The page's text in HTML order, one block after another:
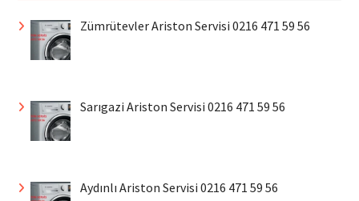
Zümrütevler Ariston Servisi 0216 471 59 56
Sarıgazi Ariston Servisi 0216 471 59 56
Aydınlı Ariston Servisi 0216 471 59 56